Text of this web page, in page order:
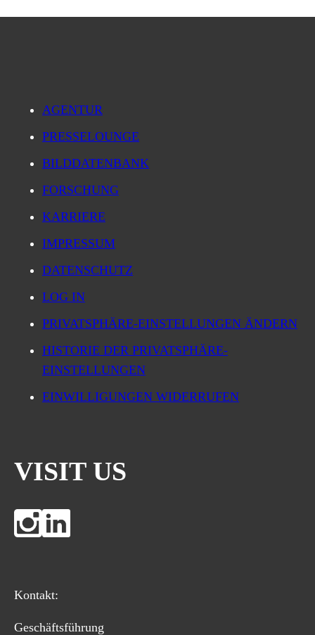
AGENTUR
PRESSELOUNGE
BILDDATENBANK
FORSCHUNG
KARRIERE
IMPRESSUM
DATENSCHUTZ
LOG IN
PRIVATSPHÄRE-EINSTELLUNGEN ÄNDERN
HISTORIE DER PRIVATSPHÄRE-
EINSTELLUNGEN
EINWILLIGUNGEN WIDERRUFEN
VISIT US
Kontakt:
Geschäftsführung